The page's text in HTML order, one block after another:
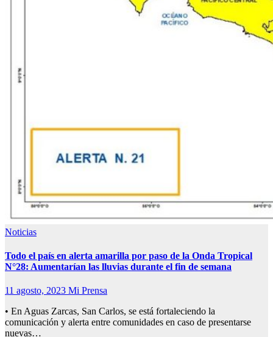
Noticias
Todo el país en alerta amarilla por paso de la Onda Tropical
N°28: Aumentarían las lluvias durante el fin de semana
11 agosto, 2023 Mi Prensa
• En Aguas Zarcas, San Carlos, se está fortaleciendo la
comunicación y alerta entre comunidades en caso de presentarse
nuevas…